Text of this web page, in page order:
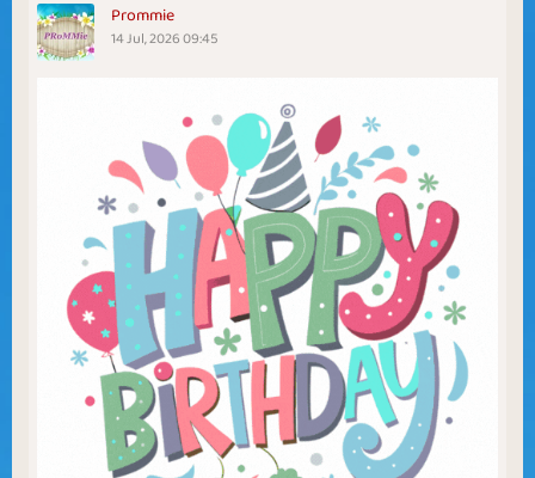
Prommie
14 Jul, 2026 09:45